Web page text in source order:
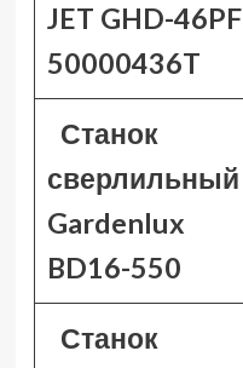
JET GHD-46PF
50000436T
Станок
сверлильный
Gardenlux
BD16-550
Станок